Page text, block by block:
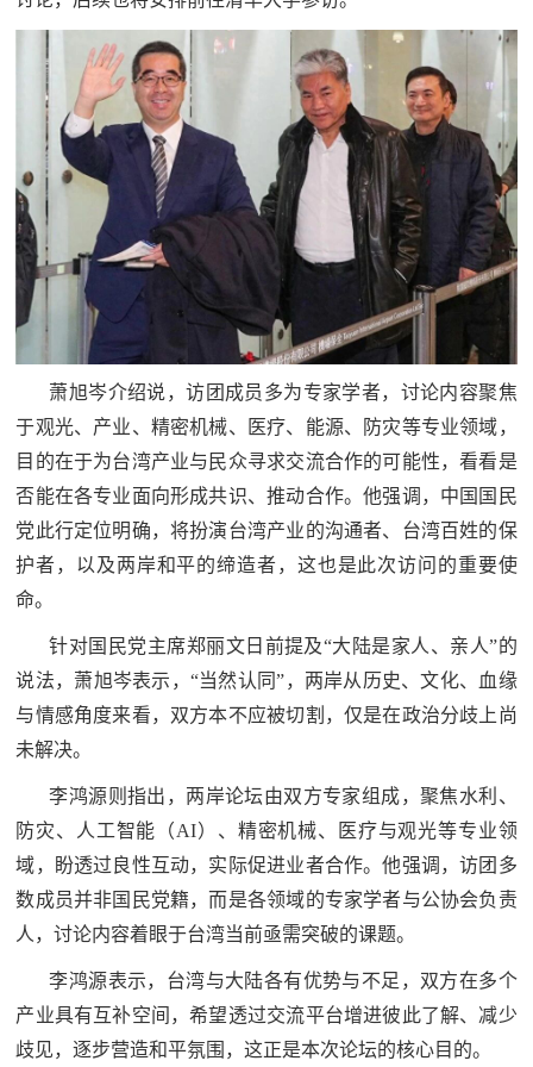
踪
国
防
规
国
防
法
规
防
识
国
防
知
全
民
防
子
子
国
防
员
国
人
萧旭岑介绍说，访团成员多为专家学者，讨论内容聚焦
于观光、产业、精密机械、医疗、能源、防灾等专业领域，
目的在于为台湾产业与民众寻求交流合作的可能性，看看是
否能在各专业面向形成共识、推动合作。他强调，中国国民
党此行定位明确，将扮演台湾产业的沟通者、台湾百姓的保
护者，以及两岸和平的缔造者，这也是此次访问的重要使
命。
针对国民党主席郑丽文日前提及“大陆是家人、亲人”的
说法，萧旭岑表示，“当然认同”，两岸从历史、文化、血缘
与情感角度来看，双方本不应被切割，仅是在政治分歧上尚
未解决。
李鸿源则指出，两岸论坛由双方专家组成，聚焦水利、
防灾、人工智能（AI）、精密机械、医疗与观光等专业领
域，盼透过良性互动，实际促进业者合作。他强调，访团多
数成员并非国民党籍，而是各领域的专家学者与公协会负责
人，讨论内容着眼于台湾当前亟需突破的课题。
李鸿源表示，台湾与大陆各有优势与不足，双方在多个
产业具有互补空间，希望透过交流平台增进彼此了解、减少
歧见，逐步营造和平氛围，这正是本次论坛的核心目的。